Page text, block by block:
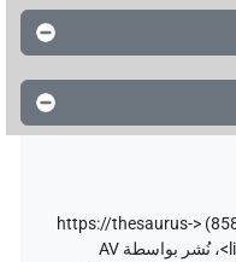
(معرف المادة المعجمية 858625) <https://thesaurus-
،
نُشر بواسطة AV